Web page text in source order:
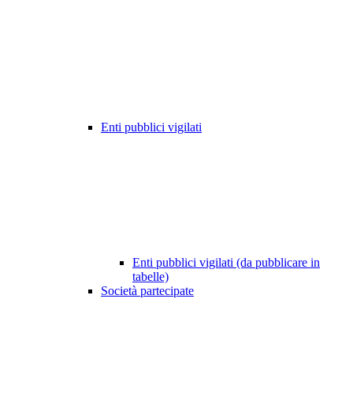
Enti pubblici vigilati
Enti pubblici vigilati (da pubblicare in
tabelle)
Società partecipate